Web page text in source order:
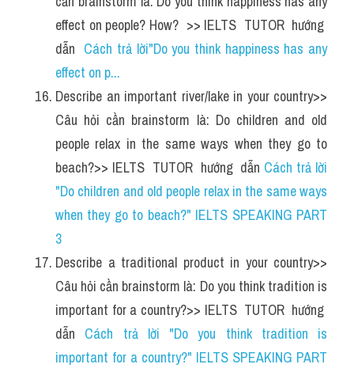
effect on people? How?  >> IELTS  TUTOR  hướng
dẫn Cách trả lời"Do you think happiness has any
effect on p...
Describe an important river/lake in your country>>
Câu hỏi cần brainstorm là: Do children and old
people relax in the same ways when they go to
beach?>> IELTS  TUTOR  hướng  dẫn Cách trả lời
"Do children and old people relax in the same ways
when they go to beach?" IELTS SPEAKING PART
3
Describe a traditional product in your country>>
Câu hỏi cần brainstorm là: Do you think tradition is
important for a country?>> IELTS  TUTOR  hướng
dẫn Cách trả lời "Do you think tradition is
important for a country?" IELTS SPEAKING PART